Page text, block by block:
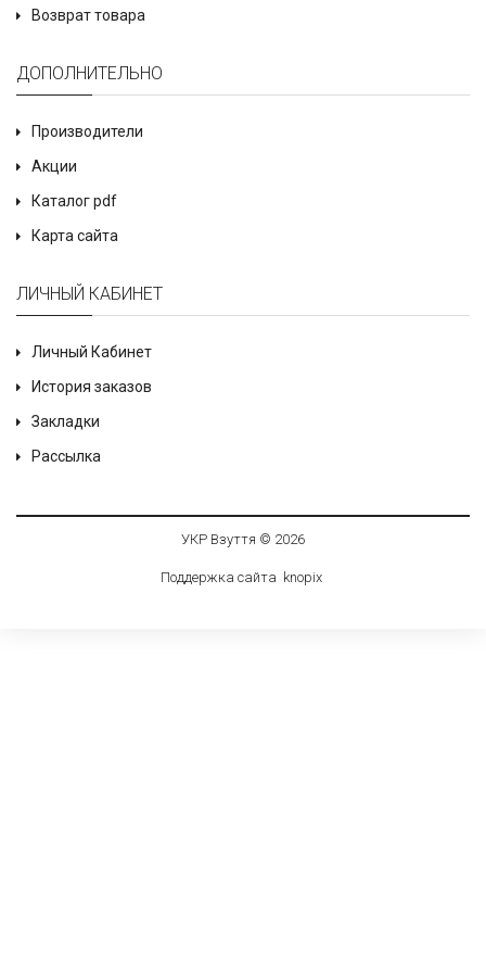
Возврат товара
ДОПОЛНИТЕЛЬНО
Производители
Акции
Каталог pdf
Карта сайта
ЛИЧНЫЙ КАБИНЕТ
Личный Кабинет
История заказов
Закладки
Рассылка
УКР Взуття © 2026
Поддержка сайта knopix